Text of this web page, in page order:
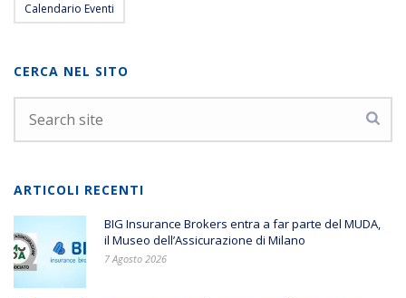
Calendario Eventi
CERCA NEL SITO
ARTICOLI RECENTI
BIG Insurance Brokers entra a far parte del MUDA,
il Museo dell’Assicurazione di Milano
7 Agosto 2026